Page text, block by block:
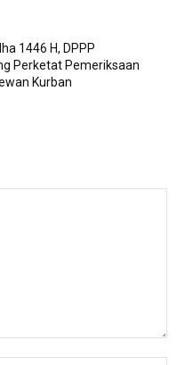
1446 H, DPPP
Perketat Pemeriksaan
Kurban